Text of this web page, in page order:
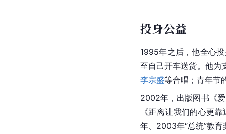
投身公益
1995年之后，他全心
至自己开车送货。他为
李宗盛等合唱；青年节
2002年，出版图书《
《距离让我们的心更
年、2003年“总统”教育